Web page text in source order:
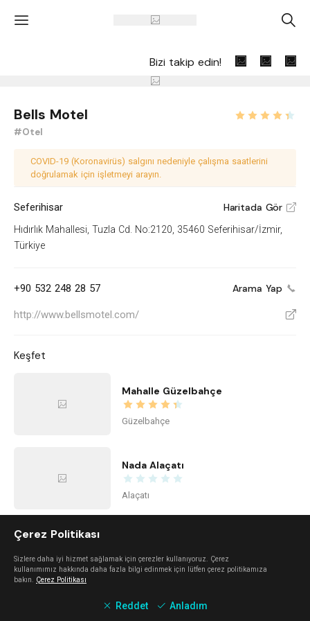
' A
Bizi takip edin!
Bells Motel
#Otel
COVID-19 (Koronavirüs) salgını nedeniyle çalışma saatlerini
doğrulamak için işletmeyi arayın.
Seferihisar Haritada Gör V
Hıdırlık Mahallesi, Tuzla Cd. No:2120, 35460 Seferihisar/İzmir,
Türkiye
+90 532 248 28 57 Arama Yap
http://www.bellsmotel.com/ V
Keşfet
Mahalle Güzelbahçe
Güzelbahçe
Nada Alaçatı
Alaçatı
Alaçatı
Çerez Politikası
Sizlere daha iyi hizmet sağlamak için çerezler kullanıyoruz. Çerez
kullanımımız hakkında daha fazla bilgi edinmek için lütfen çerez politikamıza
bakın. Çerez Politikası
Reddet Anladım